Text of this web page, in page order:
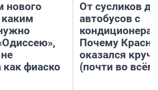
нового
каким
фиаско
От сусликов до
автобусов с
Почему
оказался
(почти во